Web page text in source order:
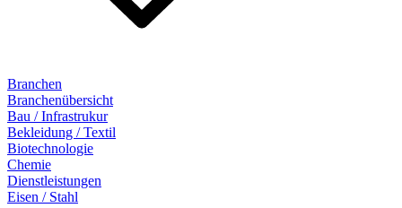
Branchen
Branchenübersicht
Bau / Infrastrukur
Bekleidung / Textil
Biotechnologie
Chemie
Dienstleistungen
Eisen / Stahl